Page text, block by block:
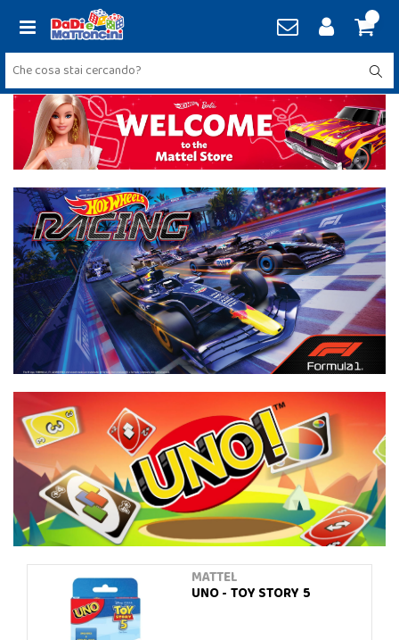
MATTEL
UNO - TOY STORY 5